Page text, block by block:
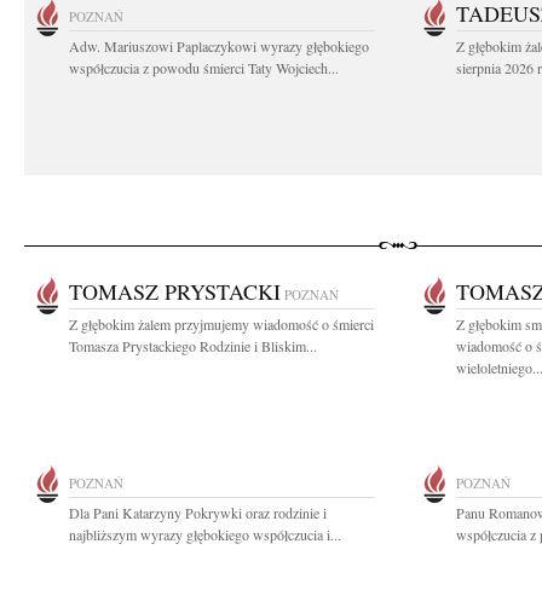
POZNAŃ
Adw. Mariuszowi Paplaczykowi wyrazy głębokiego
współczucia z powodu śmierci Taty Wojciech...
Z głębokim
sierpnia 2026
TOMASZ PRYSTACKI POZNAŃ
Z głębokim żalem przyjmujemy wiadomość o śmierci
Tomasza Prystackiego Rodzinie i Bliskim...
Z głębokim
wiadomość o
wieloletniego...
POZNAŃ
Dla Pani Katarzyny Pokrywki oraz rodzinie i
najbliższym wyrazy głębokiego współczucia i...
POZNAŃ
Panu
współczucia